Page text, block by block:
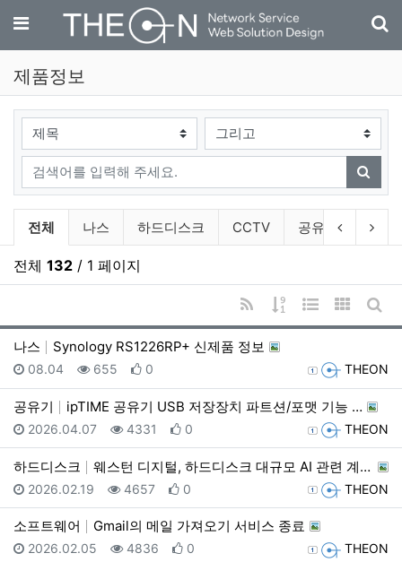
메뉴
제품정보
검색대상
검색어
검색
제품정보 분류 목록
전체 나스 하드디스크 CCTV 공유기 악세
이전 분류
다
전체 132 / 1 페이지
RSS
게시물 정렬
웹진 스타일
갤러리게
나스
Synology RS1226RP+ 신제품 정보
등록자 THEON
등록일
08.04 조회
655 추천
0
공유기 ipTIME 공유기 USB 저장장치 파트션/포맷 기능 …
등록자 THEON
등록일
2026.04.07 조회
4331 추천
0
하드디스크 웨스턴 디지털, 하드디스크 대규모 AI 관련 계약 발표…
등록자 THEON
등록일
2026.02.19 조회
4657 추천
0
소프트웨어 Gmail의 메일 가져오기 서비스 종료
등록자 THEON
등록일
2026.02.05 조회
4836 추천
0